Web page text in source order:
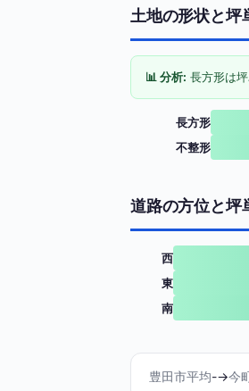
土地の形状と坪
📊 分析: 長方形は
長方形
不整形
道路の方位と坪
西
東
南
豊田市平均-→今